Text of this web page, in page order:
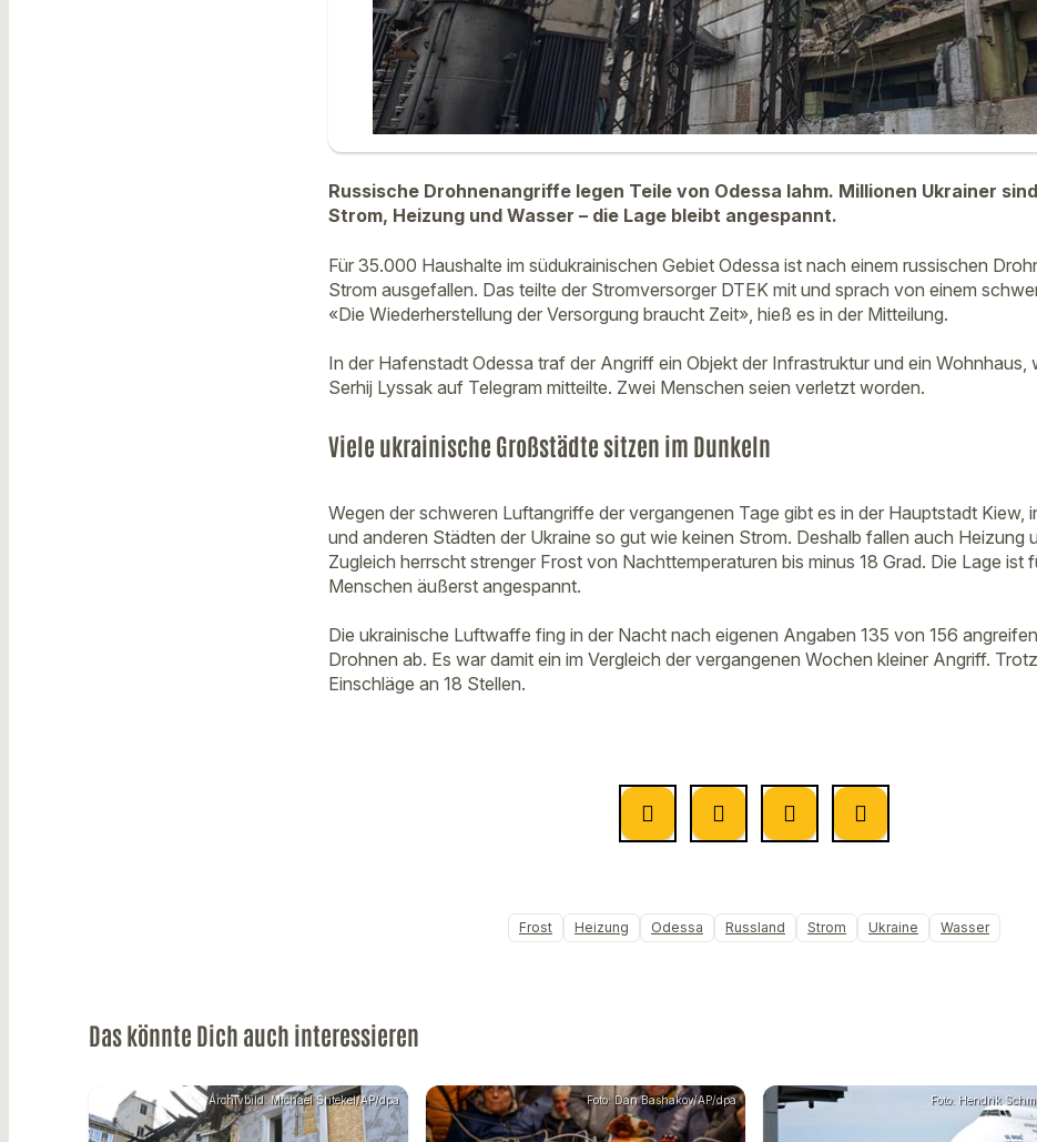
Russische Drohnenangriffe legen Teile von Odessa lahm. Millionen Ukrainer
Strom, Heizung und Wasser – die Lage bleibt angespannt.
Für 35.000 Haushalte im südukrainischen Gebiet Odessa ist nach einem russischen
Strom ausgefallen. Das teilte der Stromversorger DTEK mit und sprach von einem
«Die Wiederherstellung der Versorgung braucht Zeit», hieß es in der Mitteilung.
In der Hafenstadt Odessa traf der Angriff ein Objekt der Infrastruktur und ein Wohnhaus,
Serhij Lyssak auf Telegram mitteilte. Zwei Menschen seien verletzt worden.
Viele ukrainische Großstädte sitzen im Dunkeln
Wegen der schweren Luftangriffe der vergangenen Tage gibt es in der Hauptstadt Kiew,
und anderen Städten der Ukraine so gut wie keinen Strom. Deshalb fallen auch Heizung
Zugleich herrscht strenger Frost von Nachttemperaturen bis minus 18 Grad. Die Lage ist
Menschen äußerst angespannt.
Die ukrainische Luftwaffe fing in der Nacht nach eigenen Angaben 135 von 156
Drohnen ab. Es war damit ein im Vergleich der vergangenen Wochen kleiner Angriff.
Einschläge an 18 Stellen.
Frost Heizung Odessa Russland Strom Ukraine Wasser
Das könnte Dich auch interessieren
Archivbild: Michael Shtekel/AP/dpa Foto: Dan Bashakov/AP/dpa Foto: Hendrik